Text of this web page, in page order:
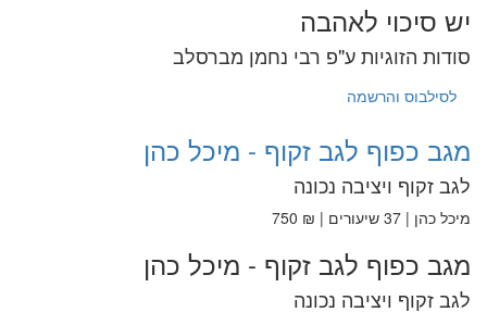
יש סיכוי לאהבה
סודות הזוגיות ע"פ רבי נחמן מברסלב
לסילבוס והרשמה
מגב כפוף לגב זקוף - מיכל כהן
לגב זקוף ויציבה נכונה
מיכל כהן | 37 שיעורים | ₪ 750
מגב כפוף לגב זקוף - מיכל כהן
לגב זקוף ויציבה נכונה